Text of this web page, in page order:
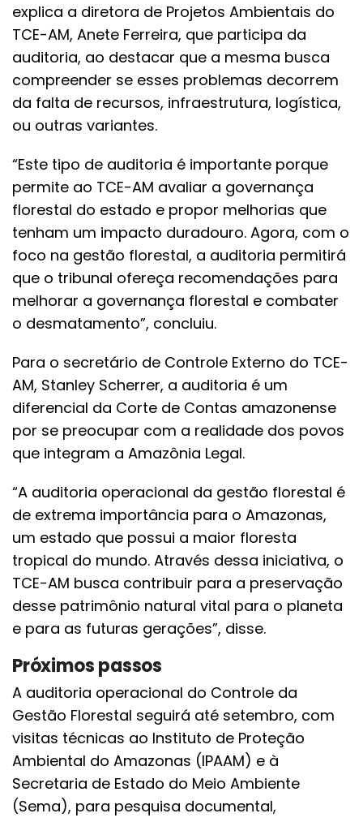
explica a diretora de Projetos Ambientais do
TCE-AM, Anete Ferreira, que participa da
auditoria, ao destacar que a mesma busca
compreender se esses problemas decorrem
da falta de recursos, infraestrutura, logística,
ou outras variantes.
“Este tipo de auditoria é importante porque
permite ao TCE-AM avaliar a governança
florestal do estado e propor melhorias que
tenham um impacto duradouro. Agora, com o
foco na gestão florestal, a auditoria permitirá
que o tribunal ofereça recomendações para
melhorar a governança florestal e combater
o desmatamento”, concluiu.
Para o secretário de Controle Externo do TCE-
AM, Stanley Scherrer, a auditoria é um
diferencial da Corte de Contas amazonense
por se preocupar com a realidade dos povos
que integram a Amazônia Legal.
“A auditoria operacional da gestão florestal é
de extrema importância para o Amazonas,
um estado que possui a maior floresta
tropical do mundo. Através dessa iniciativa, o
TCE-AM busca contribuir para a preservação
desse patrimônio natural vital para o planeta
e para as futuras gerações”, disse.
Próximos passos
A auditoria operacional do Controle da
Gestão Florestal seguirá até setembro, com
visitas técnicas ao Instituto de Proteção
Ambiental do Amazonas (IPAAM) e à
Secretaria de Estado do Meio Ambiente
(Sema), para pesquisa documental,